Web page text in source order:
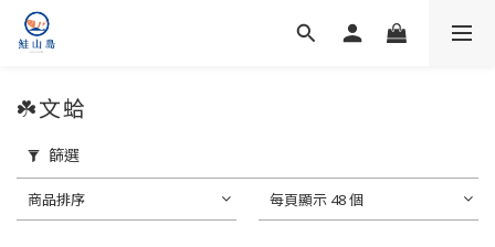
☘️文蛤
篩選
商品排序 每頁顯示 48 個